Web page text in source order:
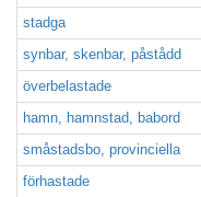
stadga
synbar, skenbar, påstådd
överbelastade
hamn, hamnstad, babord
småstadsbo, provinciella
förhastade